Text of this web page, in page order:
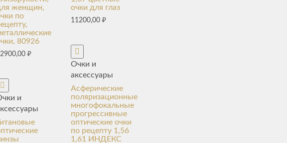
женщин,
по
80926
₽
и
очки для глаз
11200,00 ₽
Очки и
аксессуары
Асферические
поляризационные
многофокальные
прогрессивные
оптические очки
по рецепту 1,56
1,61 ИНДЕКС